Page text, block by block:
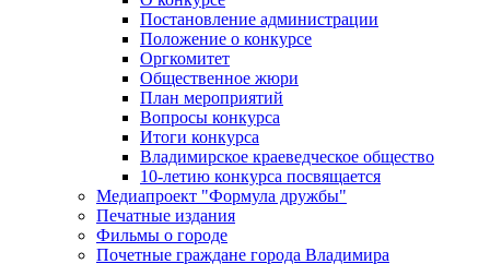
Постановление администрации
Положение о конкурсе
Оргкомитет
Общественное жюри
План мероприятий
Вопросы конкурса
Итоги конкурса
Владимирское краеведческое общество
10-летию конкурса посвящается
Медиапроект "Формула дружбы"
Печатные издания
Фильмы о городе
Почетные граждане города Владимира